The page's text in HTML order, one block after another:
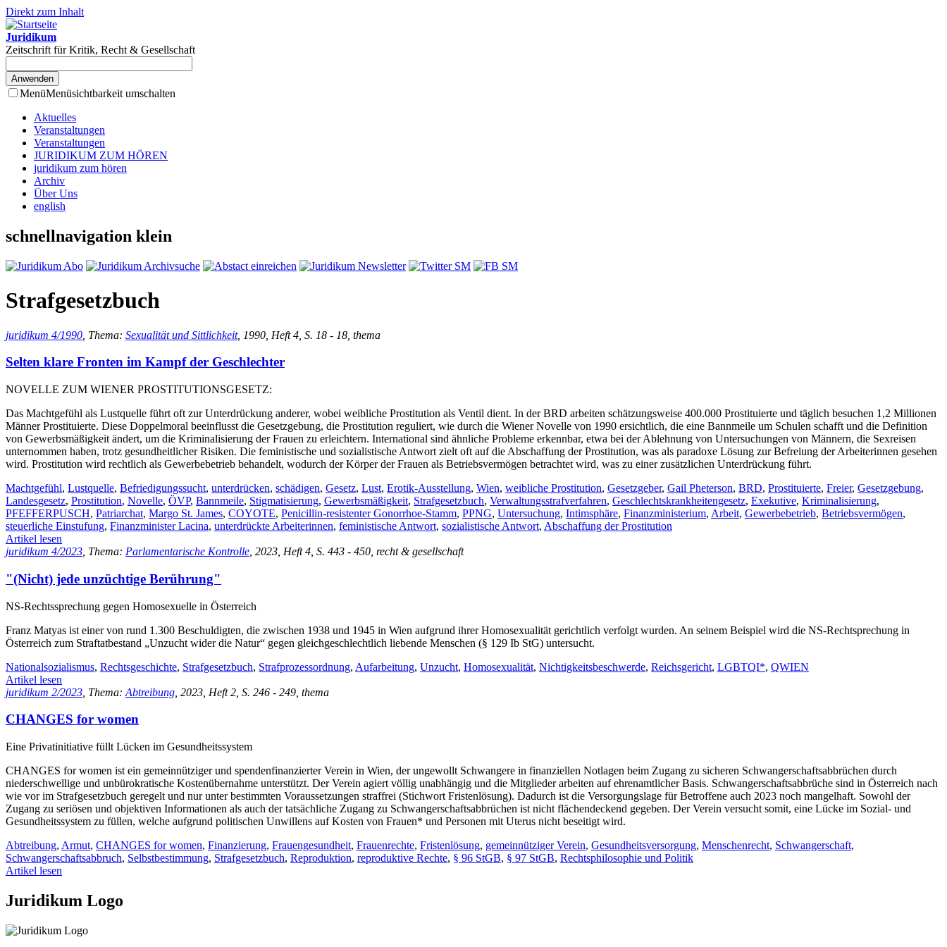
Direkt zum Inhalt
Juridikum
Zeitschrift für Kritik, Recht & Gesellschaft
MenüMenüsichtbarkeit umschalten
Aktuelles
Veranstaltungen
Veranstaltungen
JURIDIKUM ZUM HÖREN
juridikum zum hören
Archiv
Über Uns
english
schnellnavigation klein
Strafgesetzbuch
juridikum 4/1990 , Thema: Sexualität und Sittlichkeit, 1990, Heft 4, S. 18 - 18, thema
Selten klare Fronten im Kampf der Geschlechter
NOVELLE ZUM WIENER PROSTITUTIONSGESETZ:
Das Machtgefühl als Lustquelle führt oft zur Unterdrückung anderer, wobei weibliche Prostitution als Ventil dient. In der BRD arbeiten schätzungsweise 400.000 Prostituierte und täglich besuchen 1,2 Millionen
Männer Prostituierte. Diese Doppelmoral beeinflusst die Gesetzgebung, die Prostitution reguliert, wie durch die Wiener Novelle von 1990 ersichtlich, die eine Bannmeile um Schulen schafft und die Definition
von Gewerbsmäßigkeit ändert, um die Kriminalisierung der Frauen zu erleichtern. International sind ähnliche Probleme erkennbar, etwa bei der Ablehnung von Untersuchungen von Männern, die Sexreisen
unternommen haben, trotz gesundheitlicher Risiken. Die feministische und sozialistische Antwort zielt oft auf die Abschaffung der Prostitution, was als paradoxe Lösung zur Befreiung der Arbeiterinnen gesehen
wird. Prostitution wird rechtlich als Gewerbebetrieb behandelt, wodurch der Körper der Frauen als Betriebsvermögen betrachtet wird, was zu einer zusätzlichen Unterdrückung führt.
Machtgefühl, Lustquelle, Befriedigungssucht, unterdrücken, schädigen, Gesetz, Lust, Erotik-Ausstellung, Wien, weibliche Prostitution, Gesetzgeber, Gail Pheterson, BRD, Prostituierte, Freier, Gesetzgebung,
Landesgesetz, Prostitution, Novelle, ÖVP, Bannmeile, Stigmatisierung, Gewerbsmäßigkeit, Strafgesetzbuch, Verwaltungsstrafverfahren, Geschlechtskrankheitengesetz, Exekutive, Kriminalisierung,
PFEFFERPUSCH, Patriarchat, Margo St. James, COYOTE, Penicillin-resistenter Gonorrhoe-Stamm, PPNG, Untersuchung, Intimsphäre, Finanzministerium, Arbeit, Gewerbebetrieb, Betriebsvermögen,
steuerliche Einstufung, Finanzminister Lacina, unterdrückte Arbeiterinnen, feministische Antwort, sozialistische Antwort, Abschaffung der Prostitution
Artikel lesen
juridikum 4/2023 , Thema: Parlamentarische Kontrolle , 2023, Heft 4, S. 443 - 450, recht & gesellschaft
"(Nicht) jede unzüchtige Berührung"
NS-Rechtssprechung gegen Homosexuelle in Österreich
Franz Matyas ist einer von rund 1.300 Beschuldigten, die zwischen 1938 und 1945 in Wien aufgrund ihrer Homosexualität gerichtlich verfolgt wurden. An seinem Beispiel wird die NS-Rechtsprechung in
Österreich zum Straftatbestand „Unzucht wider die Natur“ gegen gleichgeschlechtlich liebende Menschen (§ 129 Ib StG) untersucht.
Nationalsozialismus, Rechtsgeschichte, Strafgesetzbuch, Strafprozessordnung, Aufarbeitung, Unzucht, Homosexualität, Nichtigkeitsbeschwerde, Reichsgericht, LGBTQI*, QWIEN
Artikel lesen
juridikum 2/2023 , Thema: Abtreibung , 2023, Heft 2, S. 246 - 249, thema
CHANGES for women
Eine Privatinitiative füllt Lücken im Gesundheitssystem
CHANGES for women ist ein gemeinnütziger und spendenfinanzierter Verein in Wien, der ungewollt Schwangere in finanziellen Notlagen beim Zugang zu sicheren Schwangerschaftsabbrüchen durch
niederschwellige und unbürokratische Kostenübernahme unterstützt. Der Verein agiert völlig unabhängig und die Mitglieder arbeiten auf ehrenamtlicher Basis. Schwangerschaftsabbrüche sind in Österreich nach
wie vor im Strafgesetzbuch geregelt und nur unter bestimmten Voraussetzungen straffrei (Stichwort Fristenlösung). Dadurch ist die Versorgungslage für Betroffene auch 2023 noch mangelhaft. Sowohl der
Zugang zu seriösen und objektiven Informationen als auch der tatsächliche Zugang zu Schwangerschaftsabbrüchen ist nicht flächendeckend gegeben. Der Verein versucht somit, eine Lücke im Sozial- und
Gesundheitssystem zu füllen, welche aufgrund politischen Unwillens auf Kosten von Frauen* und Personen mit Uterus nicht beseitigt wird.
Abtreibung, Armut, CHANGES for women, Finanzierung, Frauengesundheit, Frauenrechte, Fristenlösung, gemeinnütziger Verein, Gesundheitsversorgung, Menschenrecht, Schwangerschaft,
Schwangerschaftsabbruch, Selbstbestimmung, Strafgesetzbuch, Reproduktion, reproduktive Rechte, § 96 StGB, § 97 StGB, Rechtsphilosophie und Politik
Artikel lesen
Juridikum Logo